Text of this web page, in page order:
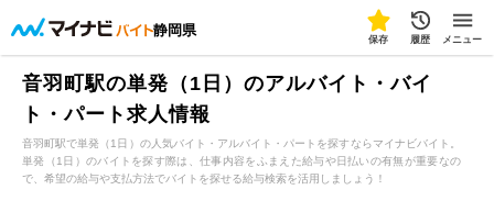
静岡県
保存 履歴 メニュー
音羽町駅の単発（1日）のアルバイト・バイ
ト・パート求人情報
音羽町駅で単発（1日）の人気バイト・アルバイト・パートを探すならマイナビバイト。
単発（1日）のバイトを探す際は、仕事内容をふまえた給与や日払いの有無が重要なの
で、希望の給与や支払方法でバイトを探せる給与検索を活用しましょう！